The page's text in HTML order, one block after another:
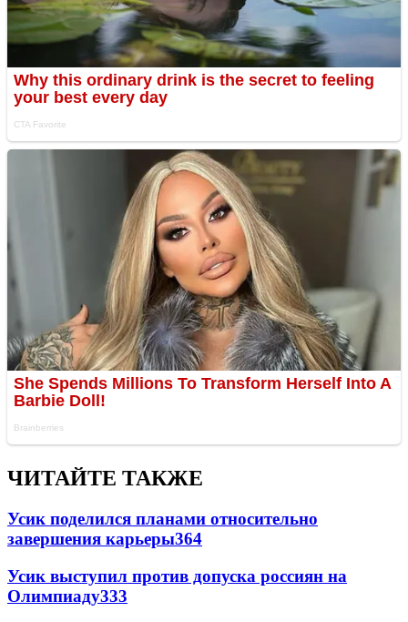
ЧИТАЙТЕ ТАКЖЕ
Усик поделился планами относительно
завершения карьеры364
Усик выступил против допуска россиян на
Олимпиаду333